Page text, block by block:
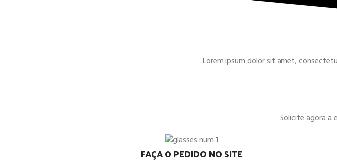
Lorem ipsum dolor sit amet,
Solicite agora a
FAÇA O PEDIDO NO SITE